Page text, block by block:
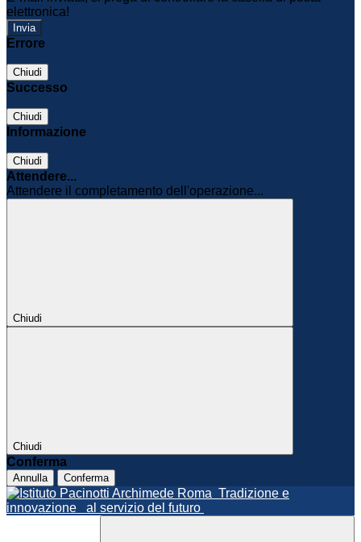
elettronica!
Errore
Chiudi
Successo
Chiudi
Informazione
Chiudi
Attendere...
Attendere il completamento dell'operazione...
Chiudi
Chiudi
Conferma
Annulla Conferma
Roma Tradizione e
innovazione
al servizio del futuro